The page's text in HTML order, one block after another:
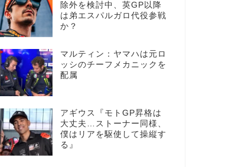
除外を検討中、英GP以降
は弟エスパルガロ代役参戦
か？
マルティン：ヤマハは元ロ
ッシのチーフメカニックを
配属
アギウス『モトGP昇格は
大丈夫…ストーナー同様、
僕はリアを駆使して操縦す
る』